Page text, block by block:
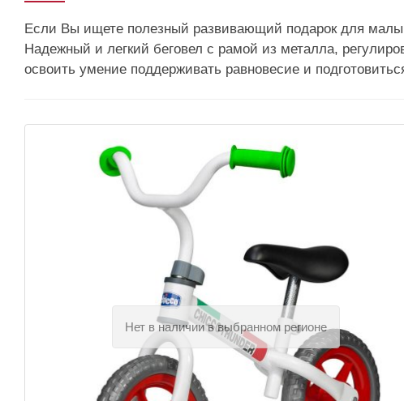
Если Вы ищете полезный развивающий подарок для
Надежный и легкий беговел с рамой из металла,
освоить умение поддерживать равновесие и